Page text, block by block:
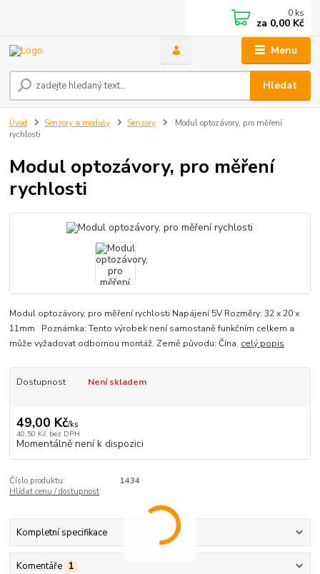
Menu
Hledat
0 ks
za 0,00 Kč
Úvod Senzory a moduly Senzory
Modul optozávory, pro měření
rychlosti
Modul optozávory, pro měření
rychlosti
Modul optozávory, pro měření rychlosti Napájení 5V Rozměry: 32 x 20 x
11mm Poznámka: Tento výrobek není samostaně funkčním celkem a
může vyžadovat odbornou montáž. Země původu: Čína. celý popis
Dostupnost Není skladem
49,00 Kč/ks
40,50 Kč bez DPH
Momentálně není k dispozici
Číslo produktu:
1434
Hlídat cenu / dostupnost
Kompletní specifikace
Komentáře 1